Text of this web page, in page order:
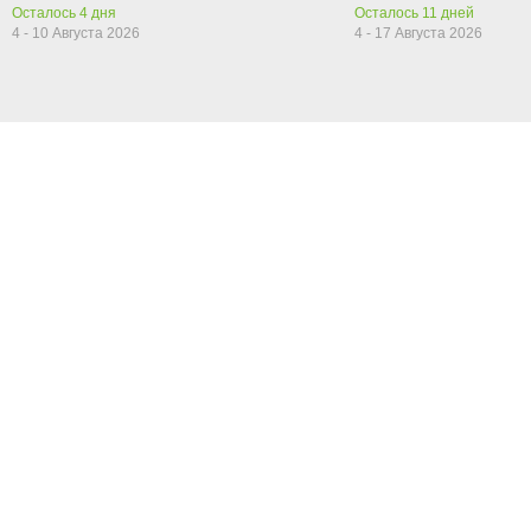
Осталось 4 дня
4 - 10 Августа 2026
Осталось 11 дней
4 - 17 Августа 2026